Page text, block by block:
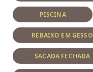
PISCINA
REBAIXO EM GESSO
SACADA FECHADA